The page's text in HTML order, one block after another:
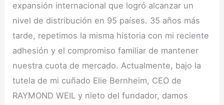
expansión internacional que logró alcanzar un
nivel de distribución en 95 países. 35 años más
tarde, repetimos la misma historia con mi reciente
adhesión y el compromiso familiar de mantener
nuestra cuota de mercado. Actualmente, bajo la
tutela de mi cuñado Elie Bernheim, CEO de
RAYMOND WEIL y nieto del fundador, damos